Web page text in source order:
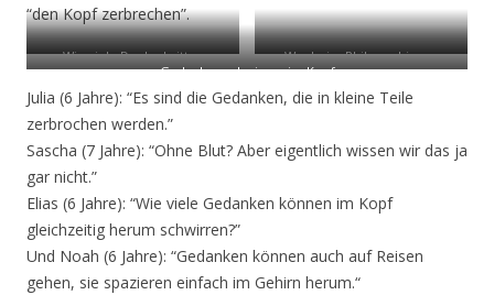
“den Kopf zerbrechen”.
Wie viele Denkschritte..
Was beim Philosophieren
Gedanken schwirren im Kopf
Julia (6 Jahre): “Es sind die Gedanken, die in kleine Teile
zerbrochen werden.”
Sascha (7 Jahre): “Ohne Blut? Aber eigentlich wissen wir das ja
gar nicht.”
Elias (6 Jahre): “Wie viele Gedanken können im Kopf
gleichzeitig herum schwirren?”
Und Noah (6 Jahre): “Gedanken können auch auf Reisen
gehen, sie spazieren einfach im Gehirn herum.“